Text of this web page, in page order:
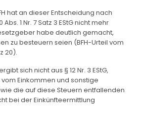
hat an dieser Entscheidung nach
1 Nr. 7 Satz 3 EStG nicht mehr
habe deutlich gemacht,
zu besteuern seien (BFH-Urteil vom
20).
sich nicht aus § 12 Nr. 3 EStG,
Einkommen und sonstige
die auf diese Steuern entfallenden
bei der Einkünfteermittlung